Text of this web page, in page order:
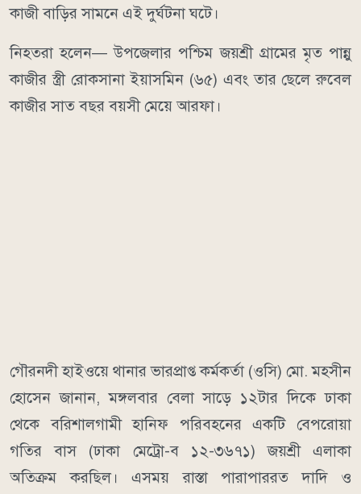
কাজী বাড়ির সামনে এই দুর্ঘটনা ঘটে।
নিহতরা হলেন— উপজেলার পশ্চিম জয়শ্রী গ্রামের মৃত পান্নু
কাজীর স্ত্রী রোকসানা ইয়াসমিন (৬৫) এবং তার ছেলে রুবেল
কাজীর সাত বছর বয়সী মেয়ে আরফা।
গৌরনদী হাইওয়ে থানার ভারপ্রাপ্ত কর্মকর্তা (ওসি) মো. মহসীন
হোসেন জানান, মঙ্গলবার বেলা সাড়ে ১২টার দিকে ঢাকা
থেকে বরিশালগামী হানিফ পরিবহনের একটি বেপরোয়া
গতির বাস (ঢাকা মেট্রো-ব ১২-৩৬৭১) জয়শ্রী এলাকা
অতিক্রম করছিল। এসময় রাস্তা পারাপাররত দাদি ও